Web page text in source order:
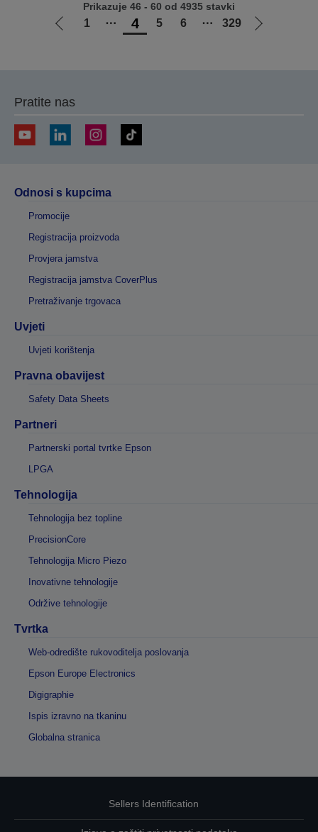
Idi
1 ⋯ 4 5 6 ⋯ 329
Idi
Prikazuje 46 - 60 od 4935 stavki
Pratite nas
Odnosi s kupcima
Promocije
Registracija proizvoda
Provjera jamstva
Registracija jamstva CoverPlus
Pretraživanje trgovaca
Uvjeti
Uvjeti korištenja
Pravna obavijest
Safety Data Sheets
Partneri
Partnerski portal tvrtke Epson
LPGA
Tehnologija
Tehnologija bez topline
PrecisionCore
Tehnologija Micro Piezo
Inovativne tehnologije
Održive tehnologije
Tvrtka
Web-odredište rukovoditelja poslovanja
Epson Europe Electronics
Digigraphie
Ispis izravno na tkaninu
Globalna stranica
Sellers Identification